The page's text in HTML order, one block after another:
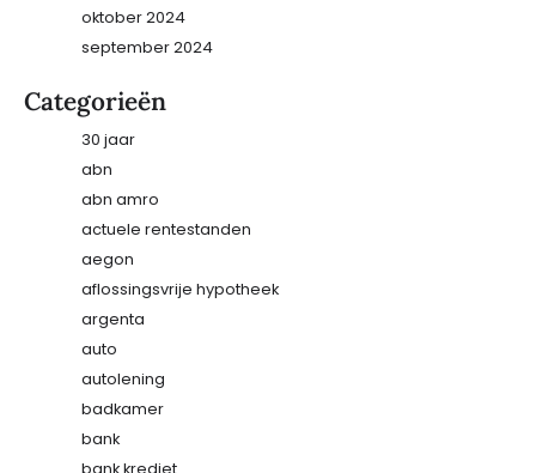
oktober 2024
september 2024
Categorieën
30 jaar
abn
abn amro
actuele rentestanden
aegon
aflossingsvrije hypotheek
argenta
auto
autolening
badkamer
bank
bank krediet